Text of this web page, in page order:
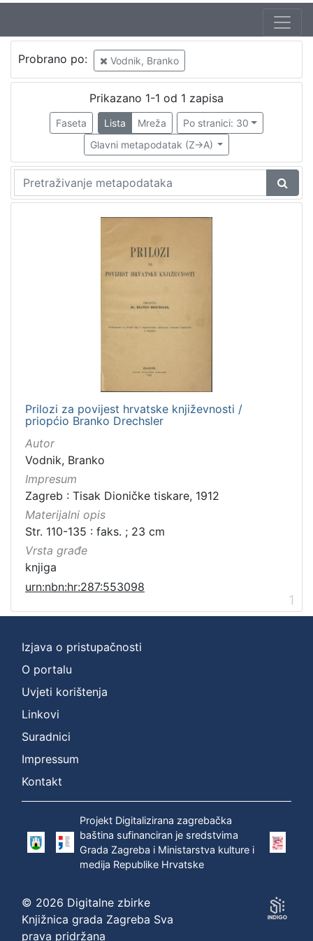
Probrano po: Vodnik, Branko
Prikazano 1-1 od 1 zapisa
Faseta Lista Mreža
Po stranici: 30
Glavni metapodatak (Z->A)
Prilozi za povijest hrvatske književnosti /
priopćio Branko Drechsler
Autor
Vodnik, Branko
Impresum
Zagreb : Tisak Dioničke tiskare, 1912
Materijalni opis
Str. 110-135 : faks. ; 23 cm
Vrsta građe
knjiga
urn:nbn:hr:287:553098
1
Izjava o pristupačnosti
O portalu
Uvjeti korištenja
Linkovi
Suradnici
Impressum
Kontakt
Projekt Digitalizirana zagrebačka
baština sufinanciran je sredstvima
Grada Zagreba i Ministarstva kulture i
medija Republike Hrvatske
© 2026 Digitalne zbirke
Knjižnica grada Zagreba Sva
prava pridržana